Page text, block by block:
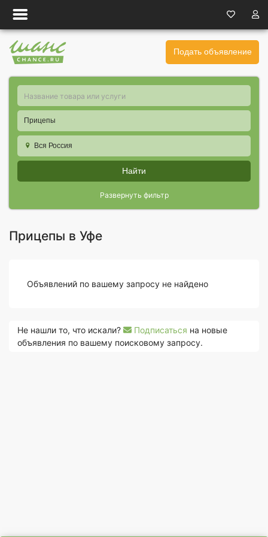
Подать объявление
Прицепы
Вся Россия
Найти
Развернуть фильтр
Прицепы в Уфе
Объявлений по вашему запросу не найдено
Не нашли то, что искали? Подписаться на новые
объявления по вашему поисковому запросу.